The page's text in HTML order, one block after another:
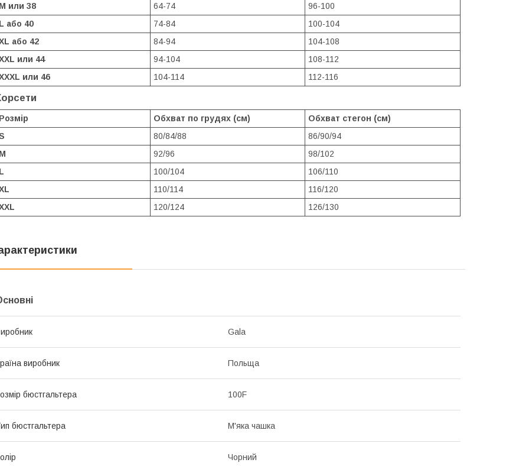
или 38
64-74
96-100
або 40
74-84
100-104
або 42
84-94
104-108
или 44
94-104
108-112
или 46
104-114 112-116
Обхват по грудях (см)
Обхват стегон (см)
80/84/88
86/90/94
92/96
98/102
100/104
106/110
110/114
116/120
120/124 126/130
Gala
виробник Польща
бюстгальтера 100F
бюстгальтера М'яка чашка
Чорний